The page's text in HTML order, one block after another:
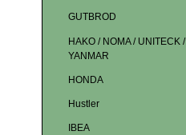
GUTBROD
HAKO / NOMA / UNITECK /
YANMAR
HONDA
Hustler
IBEA